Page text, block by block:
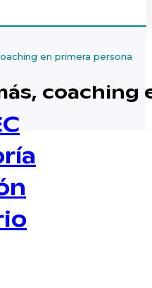
en primera persona
coaching